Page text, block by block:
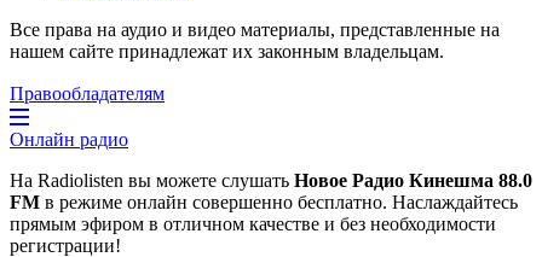
Все права на аудио и видео материалы, представленные на
нашем сайте принадлежат их законным владельцам.
Правообладателям
Онлайн радио
На Radiolisten вы можете слушать Новое Радио Кинешма 88.0
FM в режиме онлайн совершенно бесплатно. Наслаждайтесь
прямым эфиром в отличном качестве и без необходимости
регистрации!